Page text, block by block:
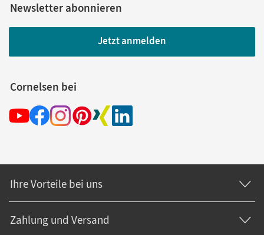
Newsletter abonnieren
Jetzt anmelden
Cornelsen bei
Ihre Vorteile bei uns
Zahlung und Versand